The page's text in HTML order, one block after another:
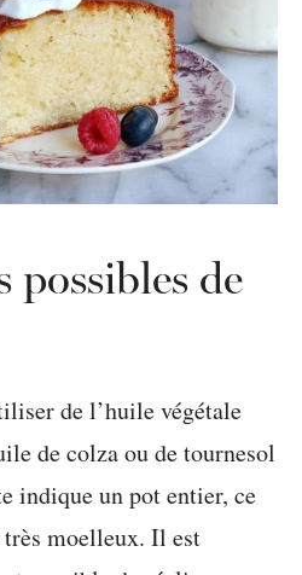
de
de l’huile végétale
de colza ou de tournesol
indique un pot entier, ce
moelleux. Il est